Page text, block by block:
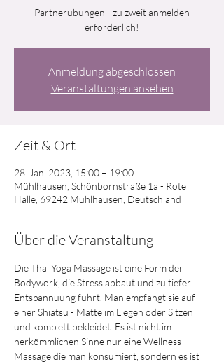
Partnerübungen - zu zweit anmelden
erforderlich!
Anmeldung abgeschlossen
Veranstaltungen ansehen
Zeit & Ort
28. Jan. 2023, 15:00 – 19:00
Mühlhausen, Schönbornstraße 1a - Rote
Halle, 69242 Mühlhausen, Deutschland
Über die Veranstaltung
Die Thai Yoga Massage ist eine Form der
Bodywork, die Stress abbaut und zu tiefer
Entspannuung führt. Man empfängt sie auf
einer Shiatsu - Matte im Liegen oder Sitzen
und komplett bekleidet. Es ist nicht im
herkömmlichen Sinne nur eine Wellness –
Massage die man konsumiert, sondern es ist